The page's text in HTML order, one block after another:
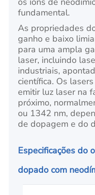
fundamental.
As propriedades
ganho e baixo
para uma ampla
laser, incluindo
industriais,
científica. Os
emitir luz laser na
próximo,
ou 1342 nm,
de dopagem e do
Especificações do
dopado com